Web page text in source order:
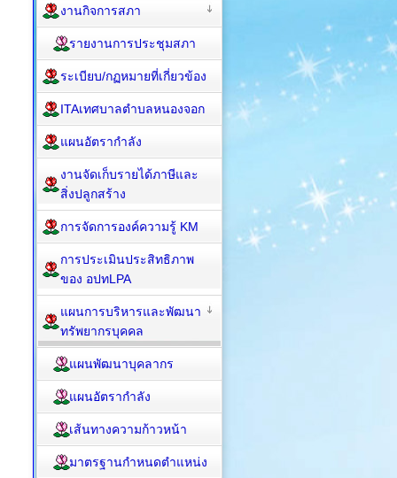
งานกิจการสภา
รายงานการประชุมสภา
ระเบียบ/กฏหมายที่เกี่ยวข้อง
ITAเทศบาลตำบลหนองจอก
แผนอัตรากำลัง
งานจัดเก็บรายได้ภาษีและ
สิ่งปลูกสร้าง
การจัดการองค์ความรู้ KM
การประเมินประสิทธิภาพ
ของ อปทLPA
แผนการบริหารและพัฒนา
ทรัพยากรบุคคล
แผนพัฒนาบุคลากร
แผนอัตรากำลัง
เส้นทางความก้าวหน้า
มาตรฐานกำหนดตำแหน่ง